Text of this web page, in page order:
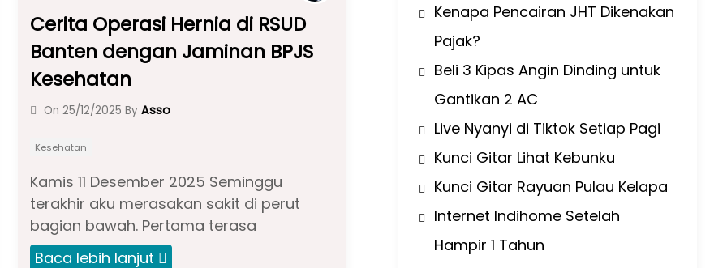
Cerita Operasi Hernia di RSUD
Banten dengan Jaminan BPJS
Kesehatan
On 25/12/2025 By Asso
Kesehatan
Kamis 11 Desember 2025 Seminggu
terakhir aku merasakan sakit di perut
bagian bawah. Pertama terasa
Baca lebih lanjut
Kenapa Pencairan JHT Dikenakan
Pajak?
Beli 3 Kipas Angin Dinding untuk
Gantikan 2 AC
Live Nyanyi di Tiktok Setiap Pagi
Kunci Gitar Lihat Kebunku
Kunci Gitar Rayuan Pulau Kelapa
Internet Indihome Setelah
Hampir 1 Tahun